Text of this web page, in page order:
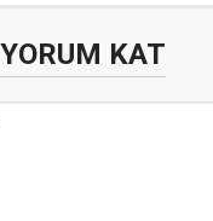
YORUM KAT